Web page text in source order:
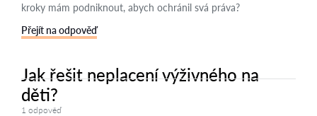
kroky mám podniknout, abych ochránil svá práva?
Přejít na odpověď
Jak řešit neplacení výživného na
děti?
1 odpověď